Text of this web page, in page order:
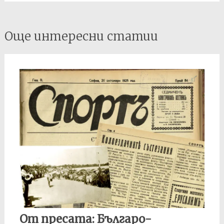
Post
navigation
Още интересни статии
От пресата: Българо-